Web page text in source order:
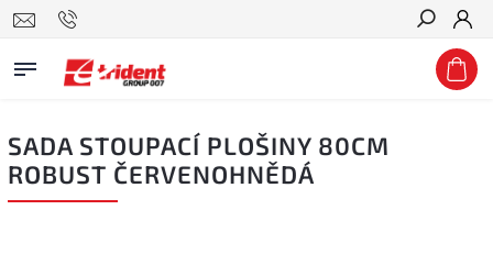
Hledat
SADA STOUPACÍ PLOŠINY 80CM
ROBUST ČERVENOHNĚDÁ